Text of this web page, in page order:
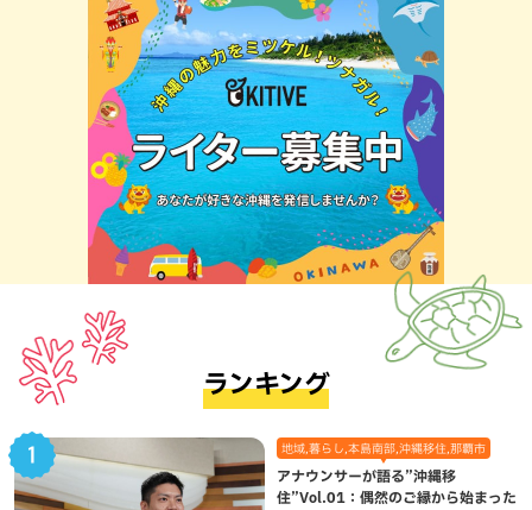
ランキング
地域,暮らし,本島南部,沖縄移住,那覇市
アナウンサーが語る”沖縄移
住”Vol.01：偶然のご縁から始まった